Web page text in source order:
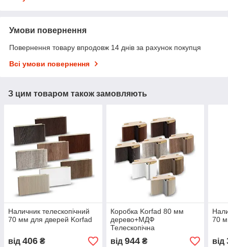
Умови повернення
Повернення товару впродовж 14 днів за рахунок покупця
Всі умови повернення
З цим товаром також замовляють
Наличник телескопічний
70 мм для дверей Korfad
від 406 ₴
Коробка Korfad 80 мм
дерево+МДФ
Телескопічна
від 944₴
70
від